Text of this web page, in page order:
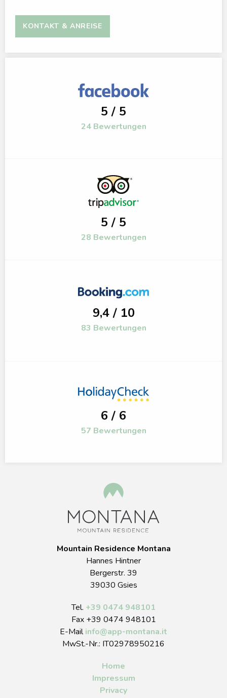
KONTAKT & ANREISE
5 / 5
24 Bewertungen
5 / 5
28 Bewertungen
9,4 / 10
83 Bewertungen
6 / 6
57 Bewertungen
Mountain Residence Montana
Hannes Hintner
Bergerstr. 39
39030 Gsies
Tel. +39 0474 948101
Fax +39 0474 948101
E-Mailinfo@app-montana.it
MwSt.-Nr.: IT02978950216
Home
Impressum
Privacy